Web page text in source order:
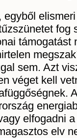
egyből
fog
támogatást
sem. Azt
véget kell
elfogadni
elv